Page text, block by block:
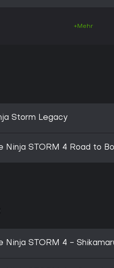
+Mehr
Storm Legacy
Ninja STORM 4 Road to
Ninja STORM 4 -